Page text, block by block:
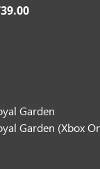
Garden
Garden (Xbox